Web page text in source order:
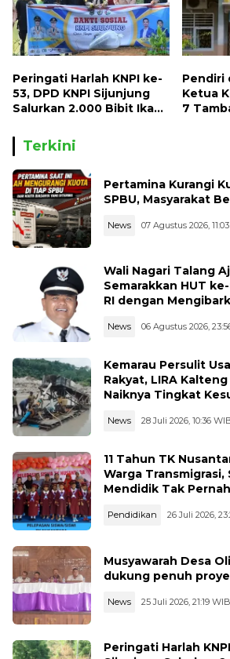
Peringati Harlah KNPI ke-
53, DPD KNPI Sijunjung
Salurkan 2.000 Bibit Ikan
Pendiri
Ketua
7
Terkini
Pertamina Kurangi
SPBU, Masyarakat
News 07 Agustus 2026,
Wali Nagari Talang
Semarakkan HUT
RI dengan
News 06 Agustus 2026,
Kemarau Persulit
Rakyat, LIRA
Naiknya Tingkat
News 28 Juli 2026, 10:36
11 Tahun TK
Warga Transmigrasi,
Mendidik Tak
Pendidikan 26 Juli 2026,
Musyawarah Desa
dukung penuh
News 25 Juli 2026, 21:19 WIB
Peringati Harlah